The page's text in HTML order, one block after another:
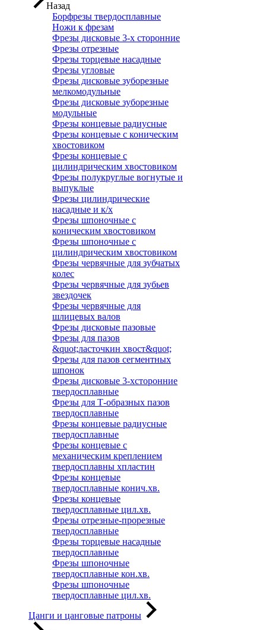
Назад
Борфрезы твердосплавные
Ножи к фрезам
Фрезы дисковые 3-х сторонние
Фрезы отрезные
Фрезы торцевые насадные
Фрезы угловые
Фрезы дисковые зуборезные
мелкомодульные
Фрезы дисковые зуборезные
модульные
Фрезы концевые радиусные
Фрезы концевые с коническим
хвостовиком
Фрезы концевые с
цилиндрическим хвостовиком
Фрезы полукруглые вогнутые и
выпуклые
Фрезы цилиндрические
насадные и к/х
Фрезы шпоночные с
коническим хвостовиком
Фрезы шпоночные с
цилиндрическим хвостовиком
Фрезы червячные для зубчатых
колес
Фрезы червячные для зубьев
звездочек
Фрезы червячные для
шлицевых валов
Фрезы дисковые пазовые
Фрезы для пазов
&quot;ласточкин хвост&quot;
Фрезы для пазов сегментных
шпонок
Фрезы дисковые 3-хсторонние
твердосплавные
Фрезы для Т-образных пазов
твердосплавные
Фрезы концевые радиусные
твердосплавные
Фрезы концевые с
механическим креплением
твердосплавны хпластин
Фрезы концевые
твердосплавные конич.хв.
Фрезы концевые
твердосплавные цил.хв.
Фрезы отрезные-прорезные
твердосплавные
Фрезы торцевые насадные
твердосплавные
Фрезы шпоночные
твердосплавные кон.хв.
Фрезы шпоночные
твердосплавные цил.хв.
Цанги и цанговые патроны